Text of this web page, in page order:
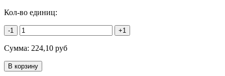
Кол-во единиц:
-1 +1
Сумма: 224,10 руб